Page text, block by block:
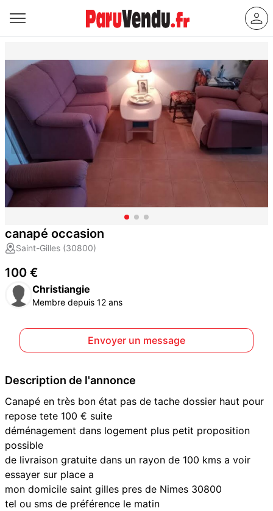
canapé occasion
Saint-Gilles (30800)
100 €
Christiangie
Membre depuis 12 ans
Envoyer un message
Description de l'annonce
Canapé en très bon état pas de tache dossier haut pour
repose tete 100 € suite
déménagement dans logement plus petit proposition
possible
de livraison gratuite dans un rayon de 100 kms a voir
essayer sur place a
mon domicile saint gilles pres de Nimes 30800
tel ou sms de préférence le matin